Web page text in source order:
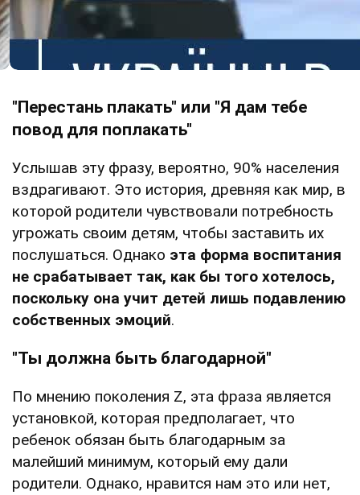
"Перестань плакать" или "Я дам тебе
повод для поплакать"
Услышав эту фразу, вероятно, 90% населения
вздрагивают. Это история, древняя как мир, в
которой родители чувствовали потребность
угрожать своим детям, чтобы заставить их
послушаться. Однако эта форма воспитания
не срабатывает так, как бы того хотелось,
поскольку она учит детей лишь подавлению
собственных эмоций.
"Ты должна быть благодарной"
По мнению поколения Z, эта фраза является
установкой, которая предполагает, что
ребенок обязан быть благодарным за
малейший минимум, который ему дали
родители. Однако, нравится нам это или нет,